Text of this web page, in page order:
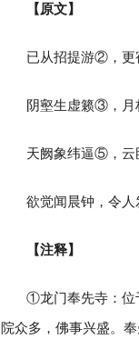
【原文】
已从招提游②，更
阴壑生虚籁③，月
天阙象纬逼⑤，云
欲觉闻晨钟，令人
【注释】
①龙门奉先寺：位
院众多，佛事兴盛。